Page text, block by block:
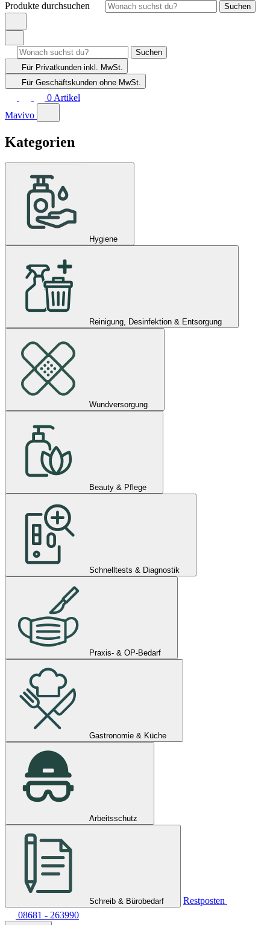
Produkte durchsuchen Suchen
Suchen
Für Privatkunden inkl. MwSt.
Für Geschäftskunden ohne MwSt.
0 Artikel
Mavivo
Kategorien
Hygiene
Reinigung, Desinfektion & Entsorgung
Wundversorgung
Beauty & Pflege
Schnelltests & Diagnostik
Praxis- & OP-Bedarf
Gastronomie & Küche
Arbeitsschutz
Schreib & Bürobedarf
Restposten
08681 - 263990